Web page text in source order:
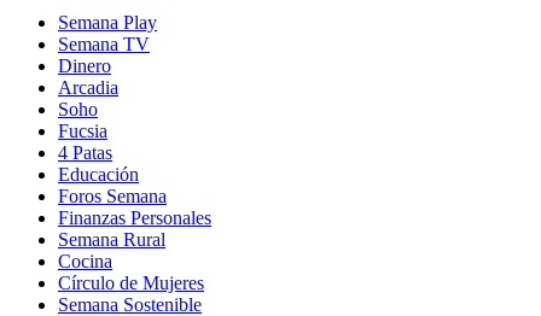
Semana Play
Semana TV
Dinero
Arcadia
Soho
in
new
window
Fucsia
in
new
window
4 Patas
Educación
Foros Semana
Finanzas Personales
Semana Rural
Cocina
Círculo de Mujeres
Semana Sostenible